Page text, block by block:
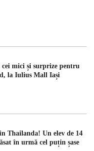
mici și surprize pentru
la Iulius Mall Iași
Thailanda! Un elev de 14
în urmă cel puțin șase